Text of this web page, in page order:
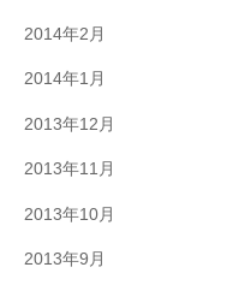
2014年2月
2014年1月
2013年12月
2013年11月
2013年10月
2013年9月